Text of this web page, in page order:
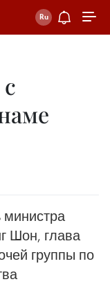
министра
Шон, глава
группы по